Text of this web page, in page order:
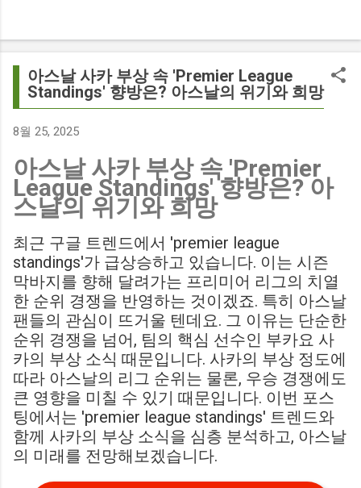
다음과 같습니다. The 9 players set to miss Southampton v
Birmingham City ft £7m striker Damion Downs : 사우스햄튼과
버밍엄 시티 경기에서 총 9명의 선수가 결장할 예정이며, 특히
700만 파운드 스트라이커 데미언 다운스의 결장은 사우스햄튼
Birmingham City LIVE Score Updates in EFL Championship
Match : 경기 당일 실시간 스코어 업데이트를 제공하는 뉴스로,
팬들의 높은 관심도를 반영합니다. Chris Davies: Birmingham
City boss says his side have to try to "be themselves" away
from home : 버밍엄 시티의 크리스 데이비스 감독은 원정 경기
에서 팀 고유의 색깔을 유지하는 것이 중요하다고 강조했습니
다. ...
아스날 사카 부상 속 'Premier League
Standings' 향방은? 아스날의 위기와 희망
8월 25, 2025
아스날 사카 부상 속 'Premier
League Standings' 향방은? 아
스날의 위기와 희망
최근 구글 트렌드에서 'premier league
standings'가 급상승하고 있습니다. 이는 시즌
막바지를 향해 달려가는 프리미어 리그의 치열
한 순위 경쟁을 반영하는 것이겠죠. 특히 아스날
팬들의 관심이 뜨거울 텐데요. 그 이유는 단순한
순위 경쟁을 넘어, 팀의 핵심 선수인 부카요 사
카의 부상 소식 때문입니다. 사카의 부상 정도에
따라 아스날의 리그 순위는 물론, 우승 경쟁에도
큰 영향을 미칠 수 있기 때문입니다. 이번 포스
팅에서는 'premier league standings' 트렌드와
함께 사카의 부상 소식을 심층 분석하고, 아스날
의 미래를 전망해보겠습니다.